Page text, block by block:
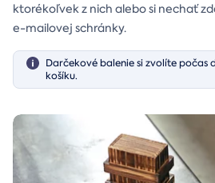
ktorékoľvek z nich alebo si nechať
e-mailovej schránky.
Darčekové balenie si zvolíte počas
košíku.